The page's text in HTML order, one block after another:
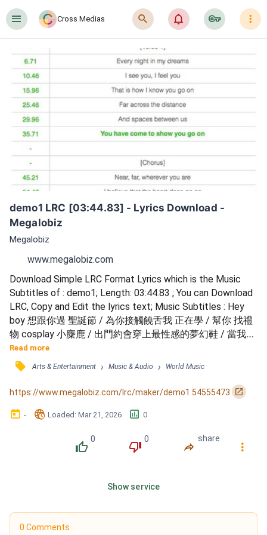
󰍜 Cross Medias 󰍉 󰂜 󰷖 󰇙
demo1 LRC [03:44.83] - Lyrics Download -
Megalobiz
Megalobiz
www.megalobiz.com
Download Simple LRC Format Lyrics which is the Music
Subtitles of : demo1; Length: 03:44.83 ; You can Download
LRC, Copy and Edit the lyrics text; Music Subtitles : Hey
boy 想跟你過 聖誕節 / 為你接觸饒舌我 正在學 / 幫你 找禮
物 cosplay 小麋鹿 / 出門約會穿上最性感的夢幻鞋 / 當我出
現 像遇見初戀 / 雪白的薄紗 忽影又忽現 / 躺在你床邊 你會
說oh yeah / 就讓殘蠍陪你過平安夜 / Ok 我們四目相對 / 給
你機會 親吻我的嘴 / 問你美不美 今天跟我睡 / 短裙美腿淘
氣鬼 / 輕聲吐氣在你耳邊 / 讓你快樂的似神仙 / 看你我纏綿
Read more
󰓹 Arts & Entertainment › Music & Audio › World Music
https://www.megalobiz.com/lrc/maker/demo1.54555473 󰏌
󰃶 - 󱉊 Loaded: Mar 21, 2026 󱕎 0
󰔔
0
󰔒
0
󰤲
share
󰇙
Show service
0 Comments